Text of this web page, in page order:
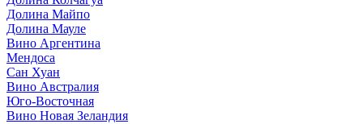
Долина Майпо
Долина Мауле
Вино Аргентина
Мендоса
Сан Хуан
Вино Австралия
Юго-Восточная
Вино Новая Зеландия